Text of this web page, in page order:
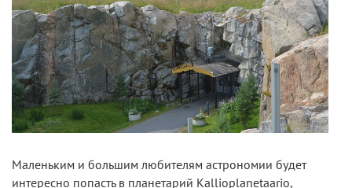
Маленьким и большим любителям астрономии будет
интересно попасть в планетарий Kallioplanetaario,